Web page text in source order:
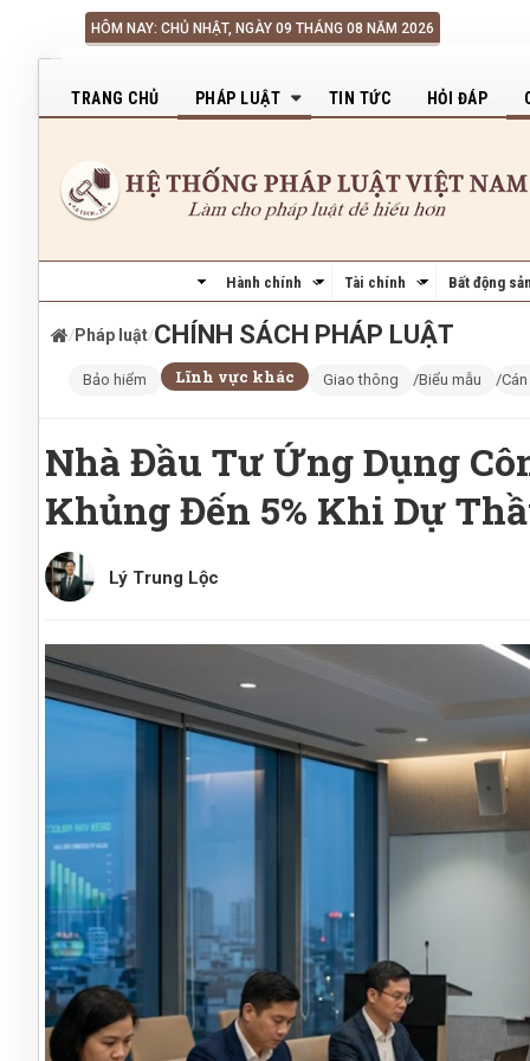
Nhảy đến nội dung
HÔM NAY: CHỦ NHẬT, NGÀY 09 THÁNG 08 NĂM 2026
TRANG CHỦ Main navigation
PHÁP LUẬT TIN TỨC HỎI ĐÁP
Hành chính Tài chính Bất động sản
/ Pháp luật/CHÍNH SÁCH PHÁP LUẬT
Bảo hiểm Lĩnh vực khác Giao thông Biểu mẫu
Nhà Đầu Tư Ứng Dụng
Khủng Đến 5% Khi Dự
Lý Trung Lộc